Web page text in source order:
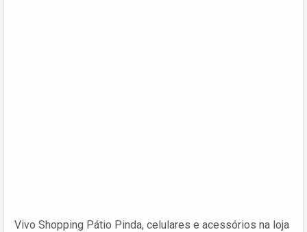
Vivo Shopping Pátio Pinda, celulares e acessórios na loja